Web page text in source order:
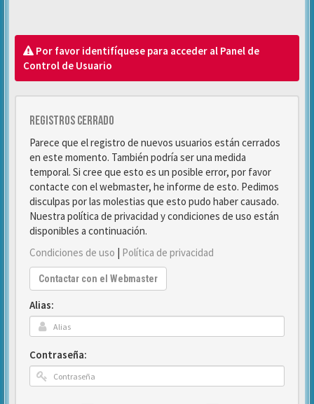
Por favor identifíquese para acceder al Panel de
Control de Usuario
Registros cerrado
Parece que el registro de nuevos usuarios están cerrados
en este momento. También podría ser una medida
temporal. Si cree que esto es un posible error, por favor
contacte con el webmaster, he informe de esto. Pedimos
disculpas por las molestias que esto pudo haber causado.
Nuestra política de privacidad y condiciones de uso están
disponibles a continuación.
Condiciones de uso | Política de privacidad
Contactar con el Webmaster
Alias:
Contraseña: